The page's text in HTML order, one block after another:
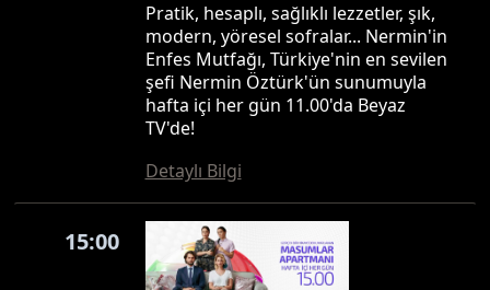
Pratik, hesaplı, sağlıklı lezzetler, şık,
modern, yöresel sofralar... Nermin'in
Enfes Mutfağı, Türkiye'nin en sevilen
şefi Nermin Öztürk'ün sunumuyla
hafta içi her gün 11.00'da Beyaz
TV'de!
Detaylı Bilgi
15:00